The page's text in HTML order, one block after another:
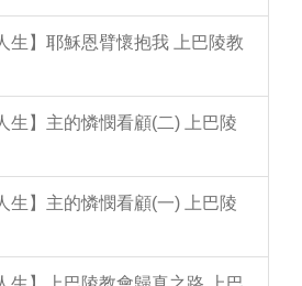
生】耶穌恩臂懷抱我 上巴陵教
生】主的憐憫看顧(二) 上巴陵
生】主的憐憫看顧(一) 上巴陵